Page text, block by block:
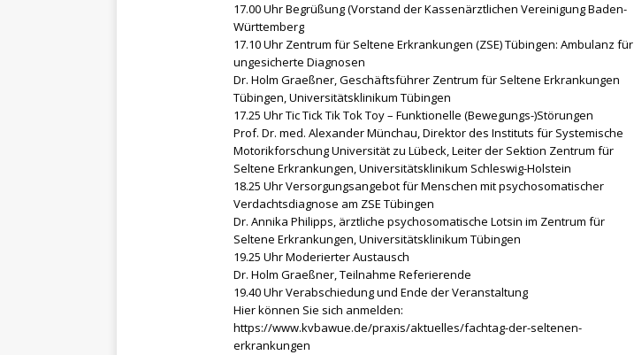
17.00 Uhr Begrüßung (Vorstand der Kassenärztlichen Vereinigung Baden-
Württemberg
17.10 Uhr Zentrum für Seltene Erkrankungen (ZSE) Tübingen: Ambulanz für
ungesicherte Diagnosen
Dr. Holm Graeßner, Geschäftsführer Zentrum für Seltene Erkrankungen
Tübingen, Universitätsklinikum Tübingen
17.25 Uhr Tic Tick Tik Tok Toy – Funktionelle (Bewegungs-)Störungen
Prof. Dr. med. Alexander Münchau, Direktor des Instituts für Systemische
Motorikforschung Universität zu Lübeck, Leiter der Sektion Zentrum für
Seltene Erkrankungen, Universitätsklinikum Schleswig-Holstein
18.25 Uhr Versorgungsangebot für Menschen mit psychosomatischer
Verdachtsdiagnose am ZSE Tübingen
Dr. Annika Philipps, ärztliche psychosomatische Lotsin im Zentrum für
Seltene Erkrankungen, Universitätsklinikum Tübingen
19.25 Uhr Moderierter Austausch
Dr. Holm Graeßner, Teilnahme Referierende
19.40 Uhr Verabschiedung und Ende der Veranstaltung
Hier können Sie sich anmelden:
https://www.kvbawue.de/praxis/aktuelles/fachtag-der-seltenen-
erkrankungen